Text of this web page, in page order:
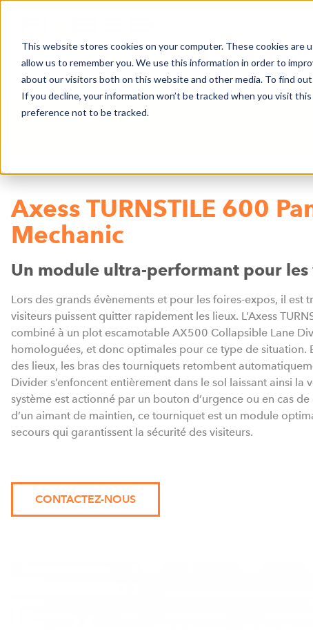
This website stores cookies on your computer. These cookies
allow us to remember you. We use this information in order to
about our visitors both on this website and other media. To find
If you decline, your information won’t be tracked when you visit
preference not to be tracked.
ACTUALITÉS DOMAINES D’ACTIVITES
Axess TURNSTILE 600
Mechanic
Un module ultra-performant pour les
Lors des grands évènements et pour les foires-expos, il est
visiteurs puissent quitter rapidement les lieux. L’Axess
combiné à un plot escamotable AX500 Collapsible Lane
homologuées, et donc optimales pour ce type de situation.
des lieux, les bras des tourniquets retombent
Divider s’enfoncent entièrement dans le sol laissant ainsi la
système est actionné par un bouton d’urgence ou en cas
d’un aimant de maintien, ce tourniquet est un module
secours qui garantissent la sécurité des visiteurs.
CONTACTEZ-NOUS